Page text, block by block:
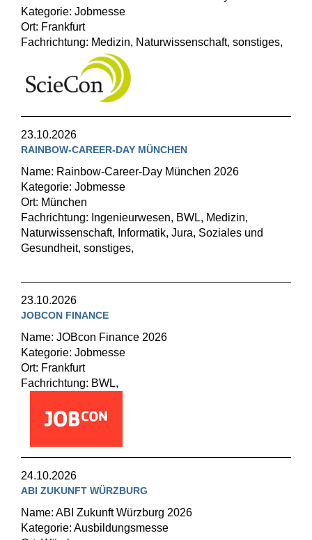
Kategorie: Jobmesse
Ort: Frankfurt
Fachrichtung: Medizin, Naturwissenschaft, sonstiges,
23.10.2026
RAINBOW-CAREER-DAY MÜNCHEN
Name: Rainbow-Career-Day München 2026
Kategorie: Jobmesse
Ort: München
Fachrichtung: Ingenieurwesen, BWL, Medizin,
Naturwissenschaft, Informatik, Jura, Soziales und
Gesundheit, sonstiges,
23.10.2026
JOBCON FINANCE
Name: JOBcon Finance 2026
Kategorie: Jobmesse
Ort: Frankfurt
Fachrichtung: BWL,
24.10.2026
ABI ZUKUNFT WÜRZBURG
Name: ABI Zukunft Würzburg 2026
Kategorie: Ausbildungsmesse